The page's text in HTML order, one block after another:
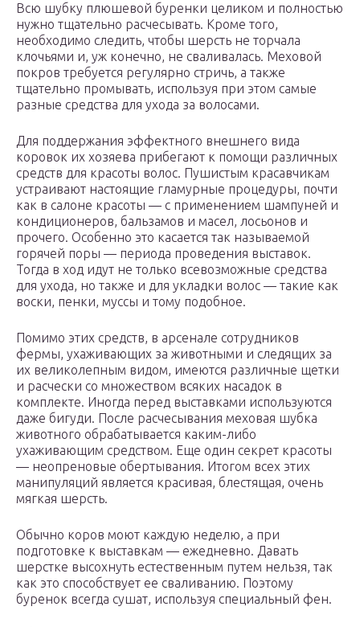
Всю шубку плюшевой буренки целиком и полностью
нужно тщательно расчесывать. Кроме того,
необходимо следить, чтобы шерсть не торчала
клочьями и, уж конечно, не сваливалась. Меховой
покров требуется регулярно стричь, а также
тщательно промывать, используя при этом самые
разные средства для ухода за волосами.
Для поддержания эффектного внешнего вида
коровок их хозяева прибегают к помощи различных
средств для красоты волос. Пушистым красавчикам
устраивают настоящие гламурные процедуры, почти
как в салоне красоты — с применением шампуней и
кондиционеров, бальзамов и масел, лосьонов и
прочего. Особенно это касается так называемой
горячей поры — периода проведения выставок.
Тогда в ход идут не только всевозможные средства
для ухода, но также и для укладки волос — такие как
воски, пенки, муссы и тому подобное.
Помимо этих средств, в арсенале сотрудников
фермы, ухаживающих за животными и следящих за
их великолепным видом, имеются различные щетки
и расчески со множеством всяких насадок в
комплекте. Иногда перед выставками используются
даже бигуди. После расчесывания меховая шубка
животного обрабатывается каким-либо
ухаживающим средством. Еще один секрет красоты
— неопреновые обертывания. Итогом всех этих
манипуляций является красивая, блестящая, очень
мягкая шерсть.
Обычно коров моют каждую неделю, а при
подготовке к выставкам — ежедневно. Давать
шерстке высохнуть естественным путем нельзя, так
как это способствует ее сваливанию. Поэтому
буренок всегда сушат, используя специальный фен.